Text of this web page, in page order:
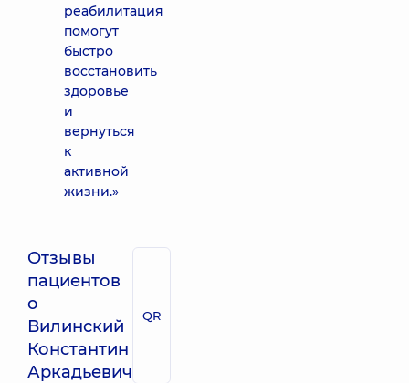
реабилитация
помогут
быстро
восстановить
здоровье
и
вернуться
к
активной
жизни.»
Отзывы
пациентов
о
Вилинский
Константин
Аркадьевич
QR